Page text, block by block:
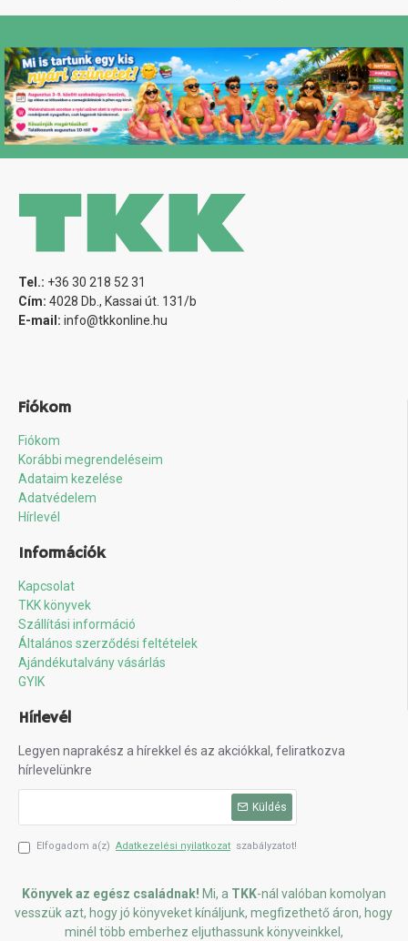
Tel.: +36 30 218 52 31
Cím: 4028 Db., Kassai út. 131/b
E-mail: info@tkkonline.hu
Fiókom
Fiókom
Korábbi megrendeléseim
Adataim kezelése
Adatvédelem
Hírlevél
Információk
Kapcsolat
TKK könyvek
Szállítási információ
Általános szerződési feltételek
Ajándékutalvány vásárlás
GYIK
Hírlevél
Legyen naprakész a hírekkel és az akciókkal, feliratkozva
hírlevelünkre
Küldés
Elfogadom a(z) Adatkezelési nyilatkozat szabályzatot!
Könyvek az egész családnak! Mi, a TKK-nál valóban komolyan
vesszük azt, hogy jó könyveket kínáljunk, megfizethető áron, hogy
minél több emberhez eljuthassunk könyveinkkel,